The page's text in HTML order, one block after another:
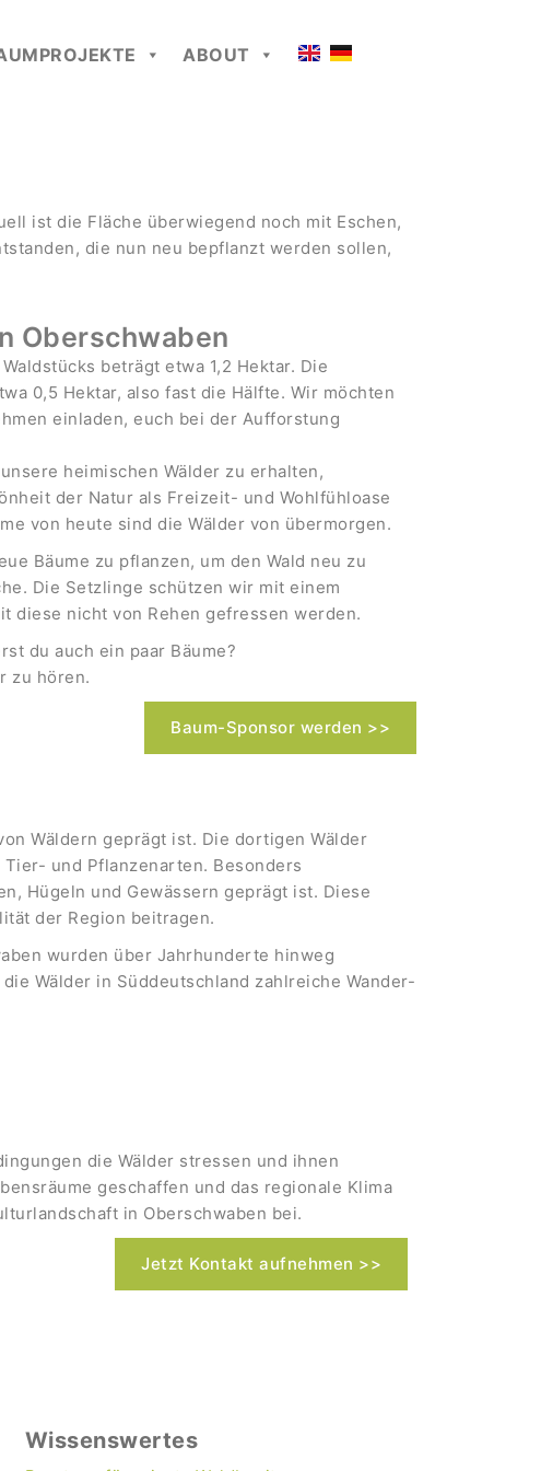
ABOUT
ist die Fläche überwiegend noch mit Eschen,
die nun neu bepflanzt werden sollen,
Oberschwaben
beträgt etwa 1,2 Hektar. Die
0,5 Hektar, also fast die Hälfte. Wir möchten
einladen, euch bei der Aufforstung
heimischen Wälder zu erhalten,
der Natur als Freizeit- und Wohlfühloase
von heute sind die Wälder von übermorgen.
Bäume zu pflanzen, um den Wald neu zu
Die Setzlinge schützen wir mit einem
diese nicht von Rehen gefressen werden.
du auch ein paar Bäume?
zu hören.
Baum-Sponsor werden >>
Wäldern geprägt ist. Die dortigen Wälder
und Pflanzenarten. Besonders
Hügeln und Gewässern geprägt ist. Diese
der Region beitragen.
wurden über Jahrhunderte hinweg
Wälder in Süddeutschland zahlreiche Wander-
die Wälder stressen und ihnen
geschaffen und das regionale Klima
in Oberschwaben bei.
Jetzt Kontakt aufnehmen >>
Wissenswertes